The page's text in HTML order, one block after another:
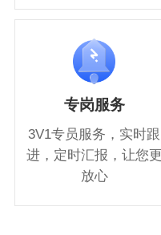
专岗服务
3V1专员服务，实时跟
进，定时汇报，让您更
放心